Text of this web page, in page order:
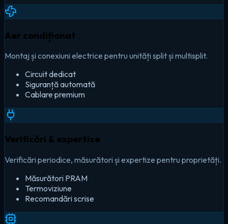
Aer condiționat
Montaj și conexiuni electrice pentru unități split și multisplit.
Circuit dedicat
Siguranță automată
Cablare premium
Verificări & expertize
Verificări periodice, măsurători și expertize pentru proprietăți.
Măsurători PRAM
Termoviziune
Recomandări scrise